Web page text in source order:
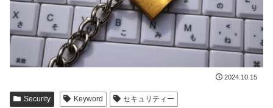
2024.10.15
Security Keyword セキュリティー